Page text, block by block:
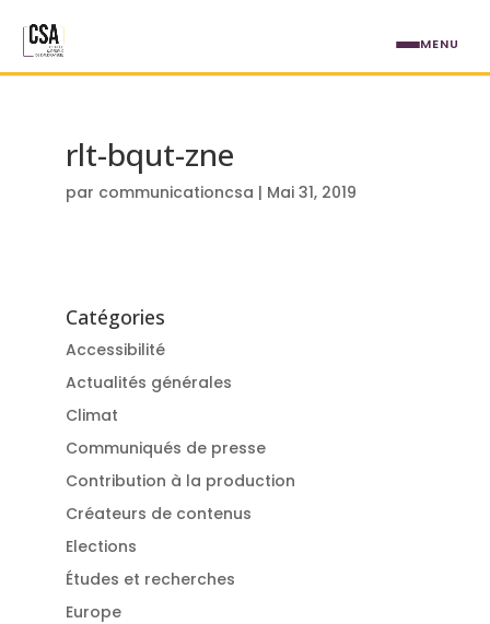
rlt-bqut-zne
par communicationcsa | Mai 31, 2019
Catégories
Accessibilité
Actualités générales
Climat
Communiqués de presse
Contribution à la production
Créateurs de contenus
Elections
Études et recherches
Europe
MENU